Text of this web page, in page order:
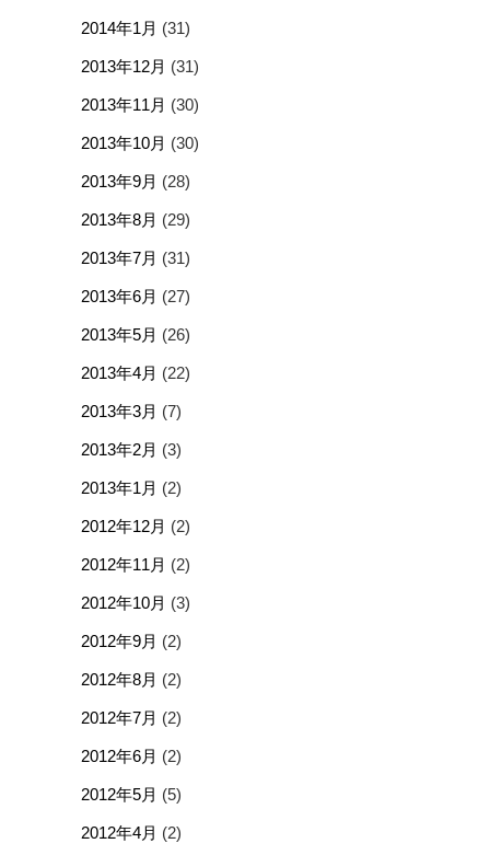
2014年1月 (31)
2013年12月 (31)
2013年11月 (30)
2013年10月 (30)
2013年9月 (28)
2013年8月 (29)
2013年7月 (31)
2013年6月 (27)
2013年5月 (26)
2013年4月 (22)
2013年3月 (7)
2013年2月 (3)
2013年1月 (2)
2012年12月 (2)
2012年11月 (2)
2012年10月 (3)
2012年9月 (2)
2012年8月 (2)
2012年7月 (2)
2012年6月 (2)
2012年5月 (5)
2012年4月 (2)